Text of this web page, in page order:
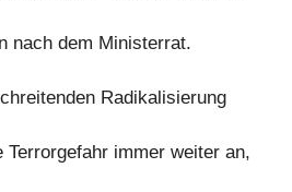
nach dem Ministerrat.
Radikalisierung
Terrorgefahr immer weiter an,